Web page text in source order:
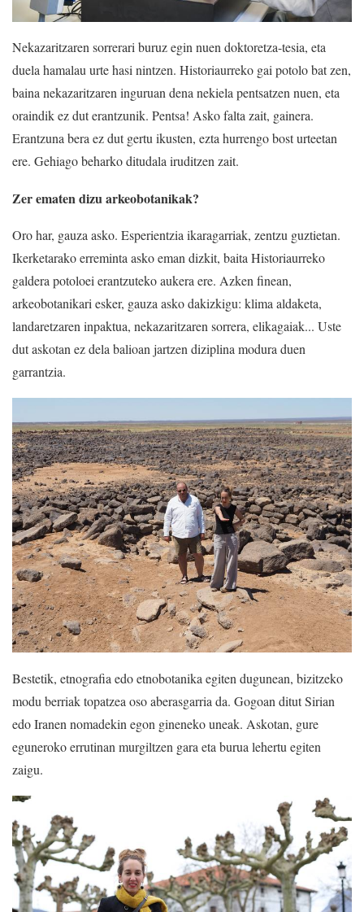
Nekazaritzaren sorrerari buruz egin nuen doktoretza-tesia, eta
duela hamalau urte hasi nintzen. Historiaurreko gai potolo bat zen,
baina nekazaritzaren inguruan dena nekiela pentsatzen nuen, eta
oraindik ez dut erantzunik. Pentsa! Asko falta zait, gainera.
Erantzuna bera ez dut gertu ikusten, ezta hurrengo bost urteetan
ere. Gehiago beharko ditudala iruditzen zait.
Zer ematen dizu arkeobotanikak?
Oro har, gauza asko. Esperientzia ikaragarriak, zentzu guztietan.
Ikerketarako erreminta asko eman dizkit, baita Historiaurreko
galdera potoloei erantzuteko aukera ere. Azken finean,
arkeobotanikari esker, gauza asko dakizkigu: klima aldaketa,
landaretzaren inpaktua, nekazaritzaren sorrera, elikagaiak... Uste
dut askotan ez dela balioan jartzen diziplina modura duen
garrantzia.
Bestetik, etnografia edo etnobotanika egiten dugunean, bizitzeko
modu berriak topatzea oso aberasgarria da. Gogoan ditut Sirian
edo Iranen nomadekin egon gineneko uneak. Askotan, gure
eguneroko errutinan murgiltzen gara eta burua lehertu egiten
zaigu.